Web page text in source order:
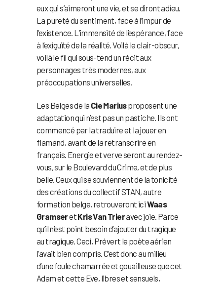
eux qui s’aimeront une vie, et se diront adieu.
La pureté du sentiment, face à l’impur de
l’existence. L’immensité de l’espérance, face
à l’exiguïté de la réalité. Voilà le clair-obscur,
voilà le fil qui sous-tend un récit aux
personnages très modernes, aux
préoccupations universelles.
Les Belges de la Cie Mariusproposent une
adaptation qui n’est pas un pastiche. Ils ont
commencé par la traduire et la jouer en
flamand, avant de la retranscrire en
français. Energie et verve seront au rendez-
vous, sur le Boulevard du Crime, et de plus
belle. Ceux qui se souviennent de la tonicité
des créations du collectif STAN, autre
formation belge, retrouveront iciWaas
GramseretKris Van Trieravec joie. Parce
qu’il n’est point besoin d’ajouter du tragique
au tragique. Ceci, Prévert le poète aérien
l’avait bien compris. C’est donc au milieu
d’une foule chamarrée et gouailleuse que cet
Adam et cette Eve, libres et sensuels,